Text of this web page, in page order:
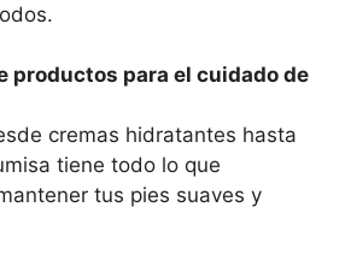
productos para el cuidado de
cremas hidratantes hasta
tiene todo lo que
tus pies suaves y